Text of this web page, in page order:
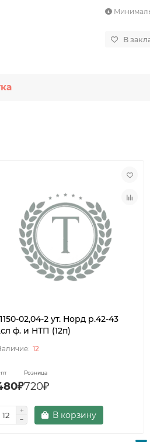
В
02,04-2 ут. Норд р.42-43
ф. и НТП (12п)
12
Розница
720₽
В корзину